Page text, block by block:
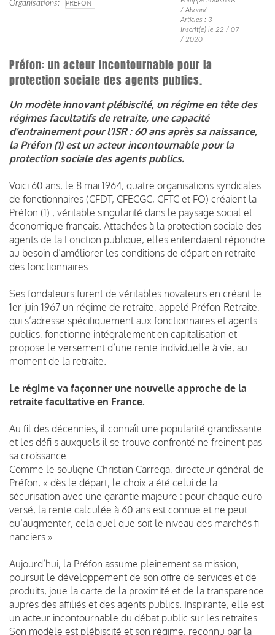
Organisations PRÉFON
/ Abonné
Articles : 3
Inscrit(e) le 22 / 07
/ 2020
Préfon: un acteur incontournable pour la
protection sociale des agents publics.
Un modèle innovant plébiscité, un régime en tête des
régimes facultatifs de retraite, une capacité
d’entrainement pour l’ISR : 60 ans après sa naissance,
la Préfon (1) est un acteur incontournable pour la
protection sociale des agents publics.
Voici 60 ans, le 8 mai 1964, quatre organisations syndicales
de fonctionnaires (CFDT, CFECGC, CFTC et FO) créaient la
Préfon (1) , véritable singularité dans le paysage social et
économique français. Attachées à la protection sociale des
agents de la Fonction publique, elles entendaient répondre
au besoin d’améliorer les conditions de départ en retraite
des fonctionnaires.
Ses fondateurs furent de véritables novateurs en créant le
1er juin 1967 un régime de retraite, appelé Préfon-Retraite,
qui s’adresse spécifiquement aux fonctionnaires et agents
publics, fonctionne intégralement en capitalisation et
propose le versement d’une rente individuelle à vie, au
moment de la retraite.
Le régime va façonner une nouvelle approche de la
retraite facultative en France.
Au fil des décennies, il connaît une popularité grandissante
et les défi s auxquels il se trouve confronté ne freinent pas
sa croissance.
Comme le souligne Christian Carrega, directeur général de
Préfon, « dès le départ, le choix a été celui de la
sécurisation avec une garantie majeure : pour chaque euro
versé, la rente calculée à 60 ans est connue et ne peut
qu’augmenter, cela quel que soit le niveau des marchés fi
nanciers ».
Aujourd’hui, la Préfon assume pleinement sa mission,
poursuit le développement de son offre de services et de
produits, joue la carte de la proximité et de la transparence
auprès des affiliés et des agents publics. Inspirante, elle est
un acteur incontournable du débat public sur les retraites.
Son modèle est plébiscité et son régime, reconnu par la